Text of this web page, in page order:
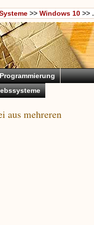
>> Windows 10 >> .
Programmierung
aus mehreren